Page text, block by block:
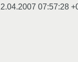
07:57:28